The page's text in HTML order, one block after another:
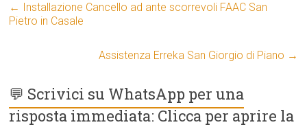
←
Installazione Cancello ad ante scorrevoli FAAC San
Pietro in Casale
Assistenza Erreka San Giorgio di Piano →
💬 Scrivici su WhatsApp per una
risposta immediata: Clicca per aprire la